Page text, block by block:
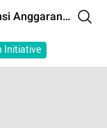
Anggaran
Initiative